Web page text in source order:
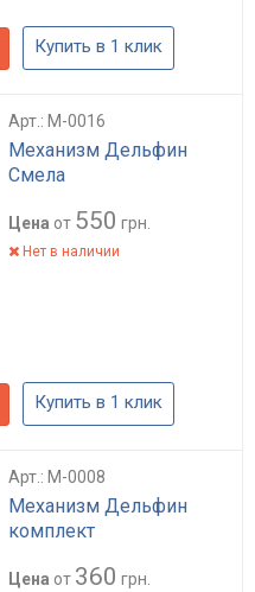
Купить в 1 клик
Арт.: M-0016
Механизм Дельфин
Смела
Цена от 550 грн.
Нет в наличии
Купить в 1 клик
Арт.: M-0008
Механизм Дельфин
комплект
Цена от 360 грн.